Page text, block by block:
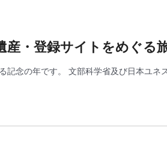
・登録サイトをめぐる
記念の年です。 文部科学省及び日本ユ